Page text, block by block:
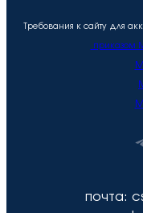
Требования к сайту для
приказом
почта: